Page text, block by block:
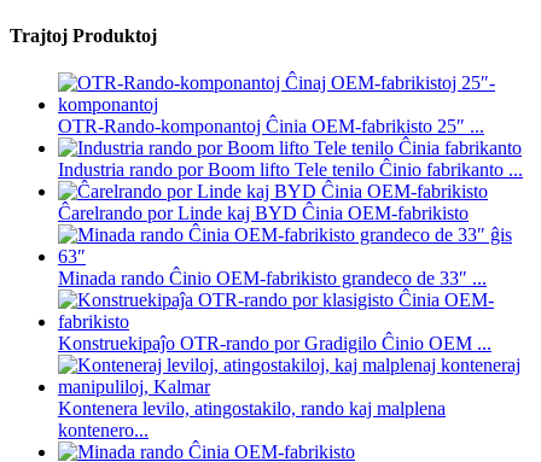
Trajtoj Produktoj
OTR-Rando-komponantoj Ĉinia OEM-fabrikisto 25″ ...
Industria rando por Boom lifto Tele tenilo Ĉinio fabrikanto ...
Ĉarelrando por Linde kaj BYD Ĉinia OEM-fabrikisto
Minada rando Ĉinio OEM-fabrikisto grandeco de 33″ ...
Konstruekipaĵo OTR-rando por Gradigilo Ĉinio OEM ...
Kontenera levilo, atingostakilo, rando kaj malplena
kontenero...